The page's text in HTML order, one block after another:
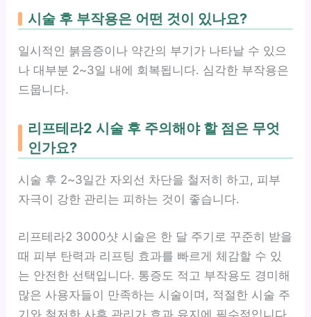
시술 후 부작용은 어떤 것이 있나요?
일시적인 붉음증이나 약간의 부기가 나타날 수 있으
나 대부분 2~3일 내에 회복됩니다. 심각한 부작용은
드뭅니다.
리프테라2 시술 후 주의해야 할 점은 무엇
인가요?
시술 후 2~3일간 자외선 차단을 철저히 하고, 피부
자극이 강한 관리는 피하는 것이 좋습니다.
리프테라2 3000샷 시술은 한 달 주기로 꾸준히 받을
때 피부 탄력과 리프팅 효과를 빠르게 체감할 수 있
는 안전한 선택입니다. 통증도 적고 부작용도 경미해
많은 사용자들이 만족하는 시술이며, 적절한 시술 주
기와 철저한 사후 관리가 효과 유지에 필수적입니다.